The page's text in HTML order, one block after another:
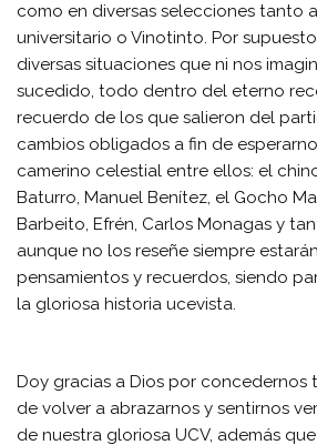
como en diversas selecciones tanto
universitario o Vinotinto. Por
diversas situaciones que ni nos
sucedido, todo dentro del eterno
recuerdo de los que salieron del
cambios obligados a fin de
camerino celestial entre ellos: el
Baturro, Manuel Benítez, el Gocho
Barbeito, Efrén, Carlos Monagas y
aunque no los reseñe siempre
pensamientos y recuerdos, siendo
la gloriosa historia ucevista.
Doy gracias a Dios por concedernos
de volver a abrazarnos y sentirnos
de nuestra gloriosa UCV, además